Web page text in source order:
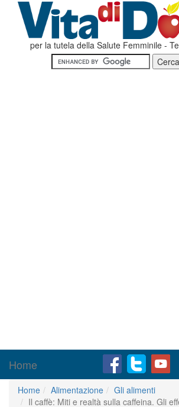
per la tutela della Salute Femminile -
Home
Home Alimentazione
Gli alimenti
Il caffè: Miti e realtà sulla caffeina. Gli